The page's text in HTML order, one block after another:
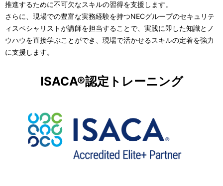
推進するために不可欠なスキルの習得を支援します。
さらに、現場での豊富な実務経験を持つNECグループのセキュリテ
ィスペシャリストが講師を担当することで、実践に即した知識とノ
ウハウを直接学ぶことができ、現場で活かせるスキルの定着を強力
に支援します。
ISACA®認定トレーニング